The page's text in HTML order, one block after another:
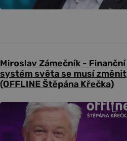
Miroslav Zámečník - Finanční
systém světa se musí změnit
(OFFLINE Štěpána Křečka)